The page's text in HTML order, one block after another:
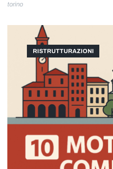
torino
RISTRUTTURAZIONI